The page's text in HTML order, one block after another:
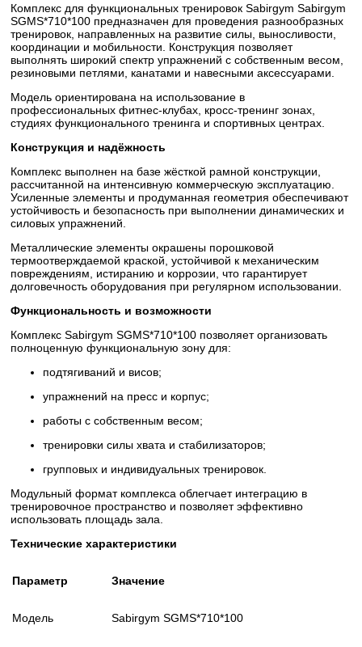
Комплекс для функциональных тренировок Sabirgym Sabirgym
SGMS*710*100 предназначен для проведения разнообразных
тренировок, направленных на развитие силы, выносливости,
координации и мобильности. Конструкция позволяет
выполнять широкий спектр упражнений с собственным весом,
резиновыми петлями, канатами и навесными аксессуарами.
Модель ориентирована на использование в
профессиональных фитнес-клубах, кросс-тренинг зонах,
студиях функционального тренинга и спортивных центрах.
Конструкция и надёжность
Комплекс выполнен на базе жёсткой рамной конструкции,
рассчитанной на интенсивную коммерческую эксплуатацию.
Усиленные элементы и продуманная геометрия обеспечивают
устойчивость и безопасность при выполнении динамических и
силовых упражнений.
Металлические элементы окрашены порошковой
термоотверждаемой краской, устойчивой к механическим
повреждениям, истиранию и коррозии, что гарантирует
долговечность оборудования при регулярном использовании.
Функциональность и возможности
Комплекс Sabirgym SGMS*710*100 позволяет организовать
полноценную функциональную зону для:
подтягиваний и висов;
упражнений на пресс и корпус;
работы с собственным весом;
тренировки силы хвата и стабилизаторов;
групповых и индивидуальных тренировок.
Модульный формат комплекса облегчает интеграцию в
тренировочное пространство и позволяет эффективно
использовать площадь зала.
Технические характеристики
Параметр Значение
Модель Sabirgym SGMS*710*100